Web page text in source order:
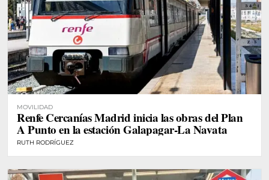
MOVILIDAD
Renfe Cercanías Madrid inicia las obras del Plan
A Punto en la estación Galapagar-La Navata
RUTH RODRÍGUEZ